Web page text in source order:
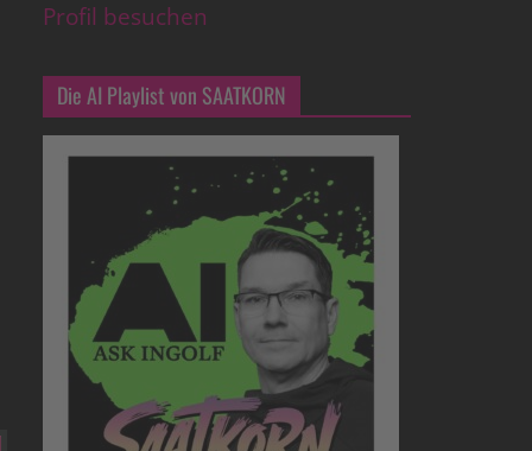
Profil besuchen
Die AI Playlist von SAATKORN